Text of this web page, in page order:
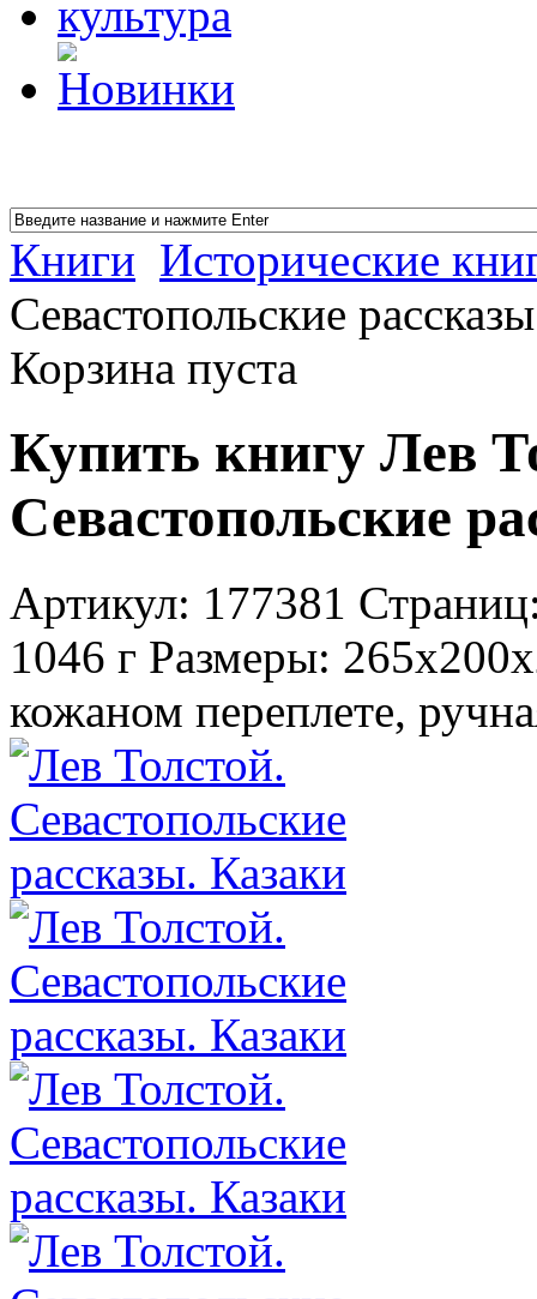
Книги Исторические
Севастопольские
Корзина пуста
Купить книгу Лев
Севастопольские
Артикул: 177381
1046 г Размеры:
кожаном переплете,